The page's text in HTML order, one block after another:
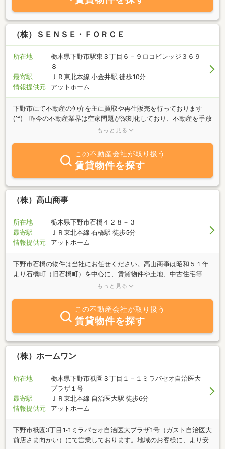
（株）ＳＥＮＳＥ・ＦＯＲＣＥ
所在地
栃木県下野市駅東３丁目６－９ロコビレッジ３６９
８
最寄駅
ＪＲ東北本線 小金井駅 徒歩10分
情報提供元
アットホーム
下野市にて不動産の仲介を主に買取や再生販売を行っております
(^^) 昨今の不動産業界は空家問題が深刻化しており、不動産を手放
すことへのお悩みを持った方が増えている一方で建築費用の高騰と
ちたくても購入できないといった相談をいただきます。弊社ではそ
ういった「売りたい」「買いたい」お客様の架け橋となり、1人で
も多くの方にマイホームを手に入れていただきたいと考えておりま
す。単純に売れればいいということではなく、常にサービス向上と
技術向上を求め、お客様との出会いを実りあるご縁に変えていきま
す。公式LINEからのお問い合わせも可能です→ID : @050fkhkz ぜ
もっと見る
この不動産会社が取り扱う
賃貸物件を探す
（株）高山商事
所在地
栃木県下野市石橋４２８－３
最寄駅
ＪＲ東北本線 石橋駅 徒歩5分
情報提供元
アットホーム
下野市石橋の物件は当社にお任せください。高山商亊は昭和５１年
より石橋町（旧石橋町）を中心に、賃貸物件や土地、中古住宅等
様々な物件の取引を行っております。宅地建物取引主任者が安心の
ト・倉庫などの賃貸から、不動産売買の仲介・管理・事務用収益物
件の有効利用もご相談ください。豊富な経験と最新情報の中からあ
なたのご要望にお答えいたします。
もっと見る
この不動産会社が取り扱う
賃貸物件を探す
（株）ホームワン
所在地
栃木県下野市祇園３丁目１－１ミラパセオ自治医大
プラザ１号
最寄駅
ＪＲ東北本線 自治医大駅 徒歩6分
情報提供元
アットホーム
下野市祇園3丁目1-1ミラパセオ自治医大プラザ1号（ガスト自治医大
前店さま向かい）にて営業しております。地域のお客様に、より安